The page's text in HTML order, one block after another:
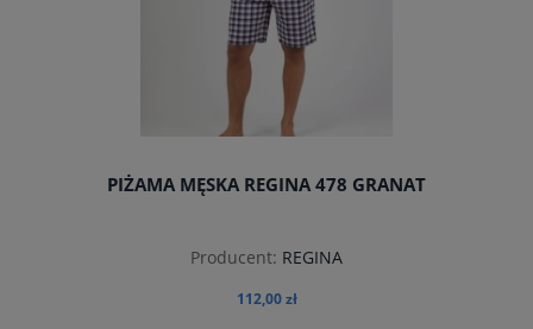
PIŻAMA MĘSKA REGINA 478 GRANAT
Producent: REGINA
112,00 zł